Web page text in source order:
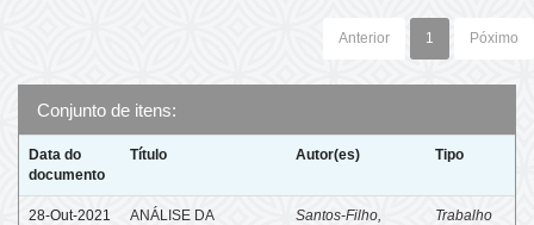
Anterior 1 Póximo
Conjunto de itens:
Data do
documento
Título Autor(es) Tipo
28-Out-2021
ANÁLISE DA
Santos-Filho,
Trabalho